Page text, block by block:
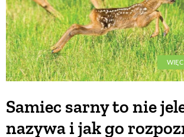
Samiec sarny to nie
nazywa i jak go